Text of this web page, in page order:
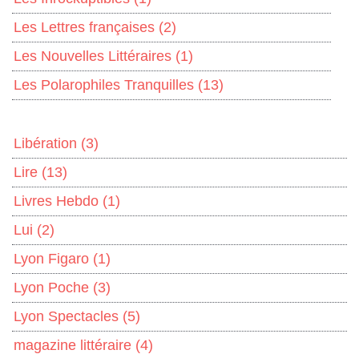
Les Lettres françaises (2)
Les Nouvelles Littéraires (1)
Les Polarophiles Tranquilles (13)
Libération (3)
Lire (13)
Livres Hebdo (1)
Lui (2)
Lyon Figaro (1)
Lyon Poche (3)
Lyon Spectacles (5)
magazine littéraire (4)